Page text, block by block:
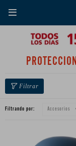

Filtrando por: Accesorios